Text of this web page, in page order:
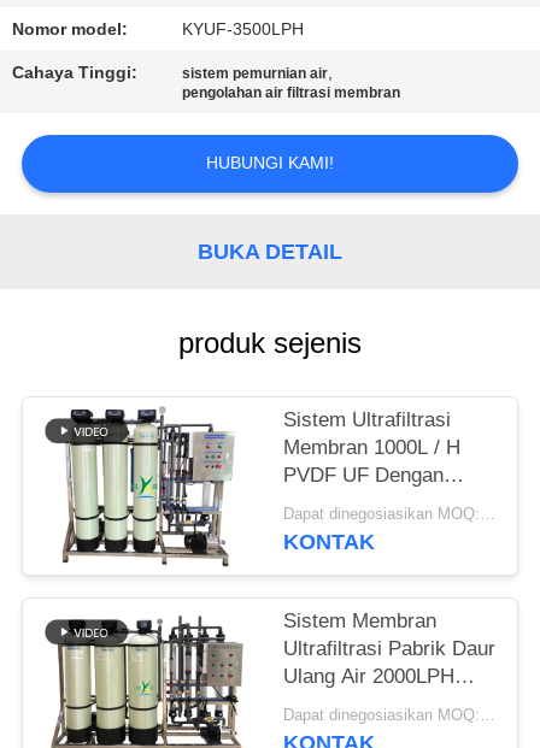
PERMINTAAN
PENAWARAN
COMPANY
NEWS
Nomor model: KYUF-3500LPH
Cahaya Tinggi: sistem pemurnian air,
pengolahan air filtrasi membran
HUBUNGI KAMI!
BUKA DETAIL
produk sejenis
Sistem Ultrafiltrasi
Membran 1000L / H
PVDF UF Dengan
Pabrik Filtrasi Ultra
Serat Berongga
Dapat dinegosiasikan MOQ:>= 1 set
KONTAK
Sistem Membran
Ultrafiltrasi Pabrik Daur
Ulang Air 2000LPH
Reuse Treatment
Purification
Dapat dinegosiasikan MOQ:>= 1 set